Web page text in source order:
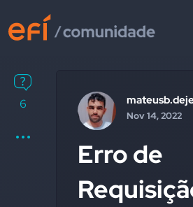
6
Nov 14, 2022
Erro de